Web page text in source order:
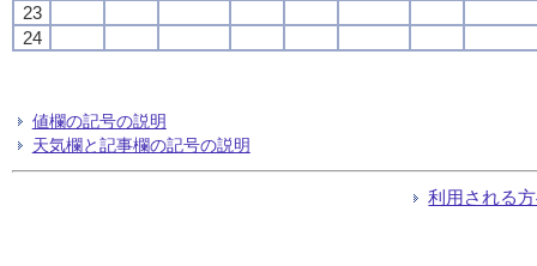
23
24
値欄の記号の説明
天気欄と記事欄の記号の説明
利用される